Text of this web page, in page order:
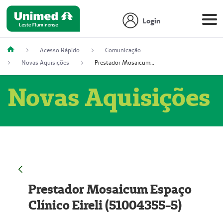
Login
Acesso Rápido
Comunicação
Novas Aquisições
Prestador Mosaicum Espaço Clínico Eireli (51004355-5)
Novas Aquisições
Prestador Mosaicum Espaço
Clínico Eireli (51004355-5)